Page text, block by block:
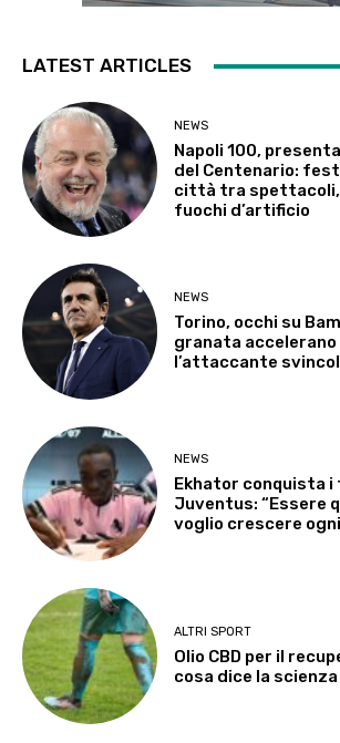
LATEST ARTICLES
NEWS
Napoli 100,
del Centenario:
città tra spettacoli,
fuochi d’artificio
NEWS
Torino, occhi su
granata accelerano
l’attaccante
NEWS
Ekhator conquista
Juventus: “Essere
voglio crescere
ALTRI SPORT
Olio CBD per il
cosa dice la scienza